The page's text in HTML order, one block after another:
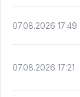
07.08.2026 17:49
07.08.2026 17:21